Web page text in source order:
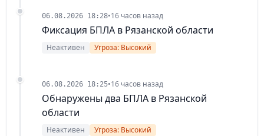
06.08.2026 18:28•16 часов назад
Фиксация БПЛА в Рязанской области
Неактивен Угроза: Высокий
06.08.2026 18:25•16 часов назад
Обнаружены два БПЛА в Рязанской
области
Неактивен Угроза: Высокий